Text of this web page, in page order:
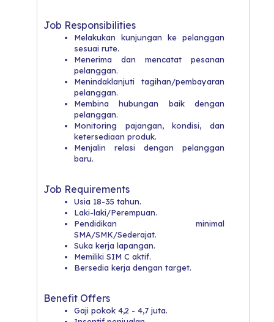
Job Responsibilities
Melakukan kunjungan ke pelanggan
sesuai rute.
Menerima dan mencatat pesanan
pelanggan.
Menindaklanjuti tagihan/pembayaran
pelanggan.
Membina hubungan baik dengan
pelanggan.
Monitoring pajangan, kondisi, dan
ketersediaan produk.
Menjalin relasi dengan pelanggan
baru.
Job Requirements
Usia 18-35 tahun.
Laki-laki/Perempuan.
Pendidikan minimal
SMA/SMK/Sederajat.
Suka kerja lapangan.
Memiliki SIM C aktif.
Bersedia kerja dengan target.
Benefit Offers
Gaji pokok 4,2 - 4,7 juta.